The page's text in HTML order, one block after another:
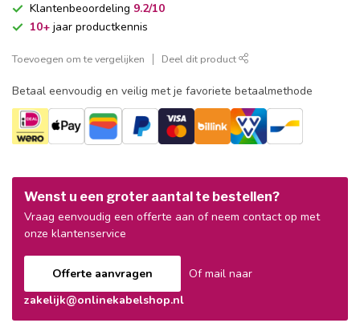
Klantenbeoordeling 9.2/10
10+ jaar productkennis
Toevoegen om te vergelijken Deel dit product
Betaal eenvoudig en veilig met je favoriete betaalmethode
Wenst u een groter aantal te bestellen?
Vraag eenvoudig een offerte aan of neem contact op met
onze klantenservice
Offerte aanvragen
Of mail naar
zakelijk@onlinekabelshop.nl